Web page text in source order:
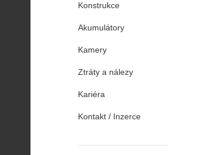
Konstrukce
Akumulátory
Kamery
Ztráty a nálezy
Kariéra
Kontakt / Inzerce